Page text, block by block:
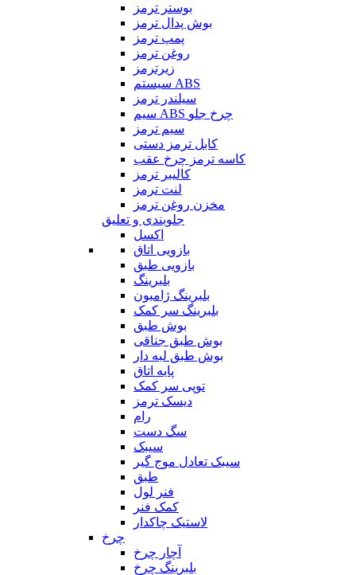
بوستر ترمز
بوش پدال ترمز
پمپ ترمز
روغن ترمز
زیرترمز
سیستم ABS
سیلندر ترمز
سیم ABS چرخ جلو
سیم ترمز
کابل ترمز دستی
کاسه ترمز چرخ عقب
کالیبر ترمز
لنت ترمز
مخزن روغن ترمز
جلوبندی و تعلیق
اکسل
بازویی اتاق
بازویی طبق
بلبرینگ
بلبرینگ ژامبون
بلبرینگ سر کمک
بوش طبق
بوش طبق جناقی
بوش طبق لبه دار
پایه اتاق
توپی سر کمک
دیسک ترمز
رام
سگ دست
سیبک
سیبک تعادل موج گیر
طبق
فنر لول
کمک فنر
لاستیک چاکدار
چرخ
آچار چرخ
بلبرینگ چرخ